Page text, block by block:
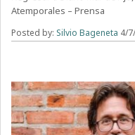
Atemporales – Prensa
Posted by: Silvio Bageneta 4/